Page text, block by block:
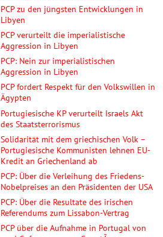
PCP zu den jüngsten Entwicklungen in
Libyen
PCP verurteilt die imperialistische
Aggression in Libyen
PCP: Nein zur imperialistischen
Aggression in Libyen
PCP fordert Respekt für den Volkswillen in
Ägypten
Portugiesische KP verurteilt Israels Akt
des Staatsterrorismus
Solidarität mit dem griechischen Volk –
Portugiesische Kommunisten lehnen EU-
Kredit an Griechenland ab
PCP: Über die Verleihung des Friedens-
Nobelpreises an den Präsidenten der USA
PCP: Über die Resultate des irischen
Referendums zum Lissabon-Vertrag
PCP über die Aufnahme in Portugal von